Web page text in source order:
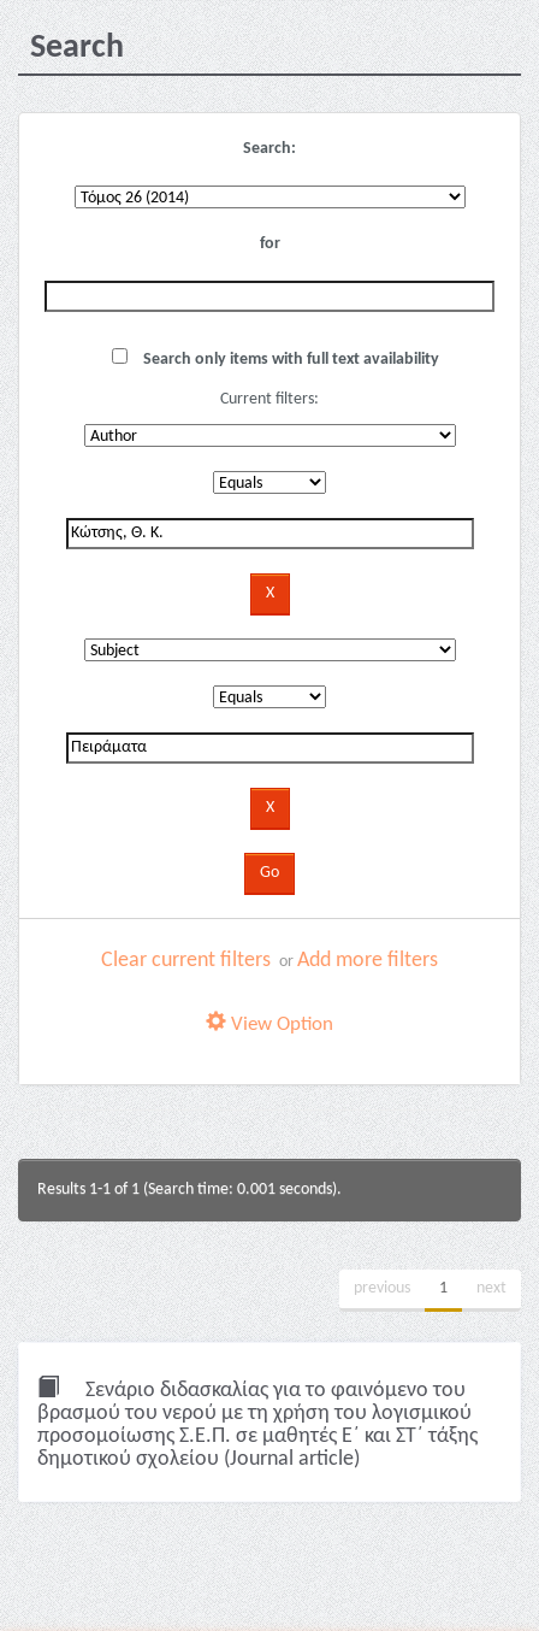
Search
Search:
for
Search only items with full text availability
Current filters:
Clear current filters or Add more filters
View Option
Results 1-1 of 1 (Search time: 0.001 seconds).
previous 1 next
Σενάριο διδασκαλίας για το φαινόμενο του
βρασμού του νερού με τη χρήση του λογισμικού
προσομοίωσης Σ.Ε.Π. σε μαθητές Ε΄ και ΣΤ΄ τάξης
δημοτικού σχολείου (Journal article)